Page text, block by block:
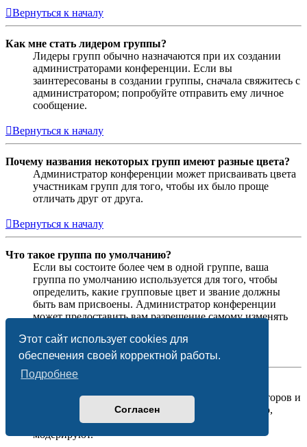
Этот сайт использует cookies для
обеспечения своей корректной работы.
Подробнее
Согласен
Вернуться к началу
Как мне стать лидером группы?
Лидеры групп обычно назначаются при их создании
администраторами конференции. Если вы
заинтересованы в создании группы, сначала свяжитесь с
администратором; попробуйте отправить ему личное
сообщение.
Вернуться к началу
Почему названия некоторых групп имеют разные цвета?
Администратор конференции может присваивать цвета
участникам групп для того, чтобы их было проще
отличать друг от друга.
Вернуться к началу
Что такое группа по умолчанию?
Если вы состоите более чем в одной группе, ваша
группа по умолчанию используется для того, чтобы
определить, какие групповые цвет и звание должны
быть вам присвоены. Администратор конференции
может предоставить вам разрешение самому изменять
Вернуться к началу
На этой странице вы найдёте список администраторов и
модераторов конференции и другую информацию,
такую как сведения о форумах, которые они
модерируют.